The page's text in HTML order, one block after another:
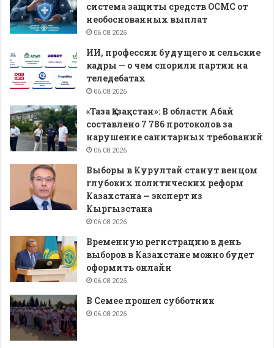
система защиты средств ОСМС от
необоснованных выплат
06.08.2026
ИИ, профессии будущего и сельские
кадры — о чем спорили партии на
теледебатах
06.08.2026
«Таза Қазақстан»: В области Абай
составлено 7 786 протоколов за
нарушение санитарных требований
06.08.2026
Выборы в Курултай станут венцом
глубоких политических реформ
Казахстана — эксперт из
Кыргызстана
06.08.2026
Временную регистрацию в день
выборов в Казахстане можно будет
оформить онлайн
06.08.2026
В Семее прошел субботник
06.08.2026